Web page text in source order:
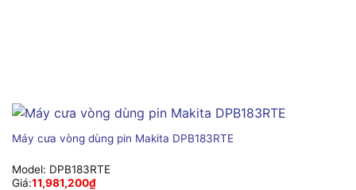
Máy cưa vòng dùng pin Makita DPB183RTE
Model: DPB183RTE
Giá:11,981,200₫